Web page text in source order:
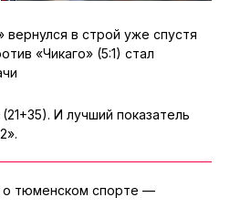
в строй уже спустя
«Чикаго» (5:1) стал
И лучший показатель
о тюменском спорте —